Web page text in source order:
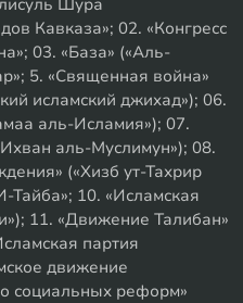
Шура
Кавказа»; 02. «Конгресс
03. «База» («Аль-
5. «Священная война»
исламский джихад»); 06.
аль-Исламия»); 07.
аль-Муслимун»); 08.
(«Хизб ут-Тахрир
10. «Исламская
11. «Движение Талибан»
партия
движение
социальных реформ»